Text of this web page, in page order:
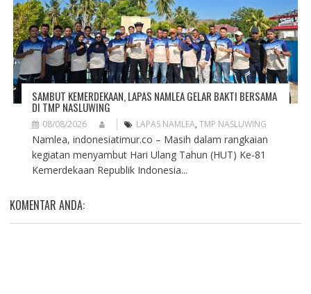
SAMBUT KEMERDEKAAN, LAPAS NAMLEA GELAR BAKTI BERSAMA
DI TMP NASLUWING
08/08/2026 LAPAS NAMLEA, TMP NASLUWING
Namlea, indonesiatimur.co – Masih dalam rangkaian
kegiatan menyambut Hari Ulang Tahun (HUT) Ke-81
Kemerdekaan Republik Indonesia...
KOMENTAR ANDA: